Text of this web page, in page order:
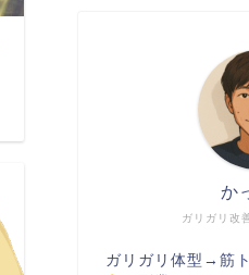
ガリガリ改
か
ガリガリ体型→筋